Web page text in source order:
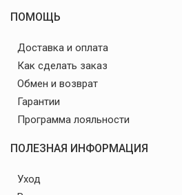
Доставка и оплата
Как сделать заказ
Обмен и возврат
Гарантии